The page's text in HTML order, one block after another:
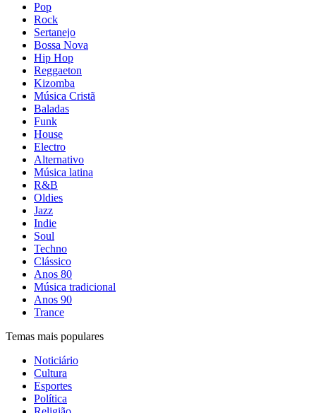
Pop
Rock
Sertanejo
Bossa Nova
Hip Hop
Reggaeton
Kizomba
Música Cristã
Baladas
Funk
House
Electro
Alternativo
Música latina
R&B
Oldies
Jazz
Indie
Soul
Techno
Clássico
Anos 80
Música tradicional
Anos 90
Trance
Temas mais populares
Noticiário
Cultura
Esportes
Política